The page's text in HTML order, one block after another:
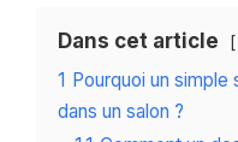
Dans cet article
1 Pourquoi un
dans un salon ?